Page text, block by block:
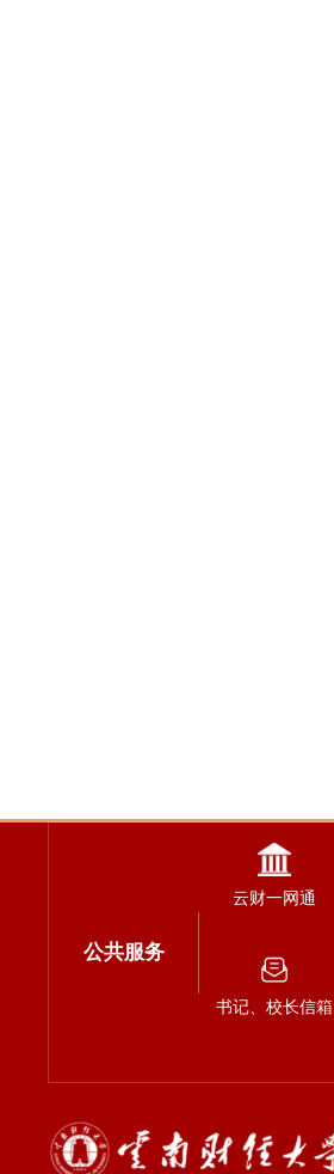
公共服务
云财一网通
书记、校长信箱